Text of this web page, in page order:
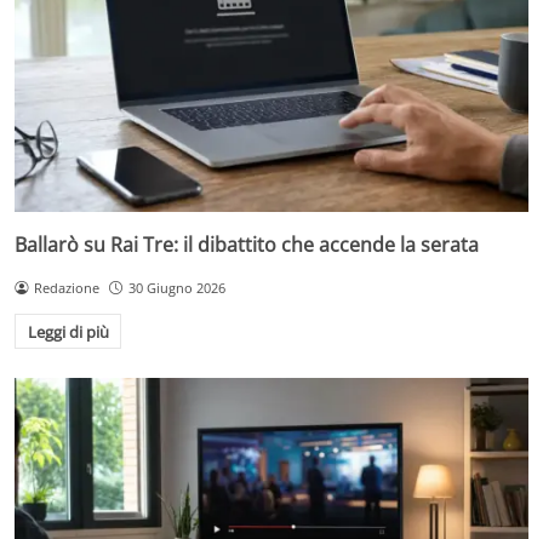
Ballarò su Rai Tre: il dibattito che accende la serata
Redazione 30 Giugno 2026
Leggi di più